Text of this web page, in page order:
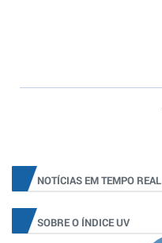
NOTÍCIAS EM TEMPO REAL
SOBRE O ÍNDICE UV